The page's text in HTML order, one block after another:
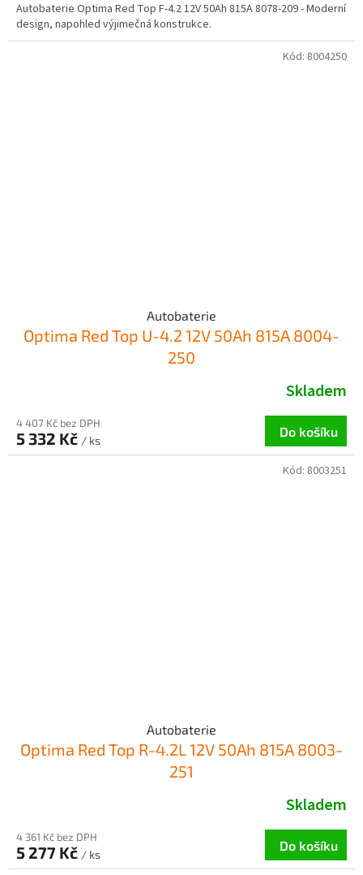
Autobaterie Optima Red Top F-4.2 12V 50Ah 815A 8078-209 - Moderní
design, napohled výjimečná konstrukce.
Autobaterie
Optima Red Top U-4.2 12V 50Ah 815A 8004-
250
Skladem
4 407 Kč bez DPH
5 332 Kč / ks
Do košíku
Kód: 8004250
Autobaterie
Optima Red Top R-4.2L 12V 50Ah 815A 8003-
251
Skladem
4 361 Kč bez DPH
5 277 Kč / ks
Do košíku
Kód: 8003251